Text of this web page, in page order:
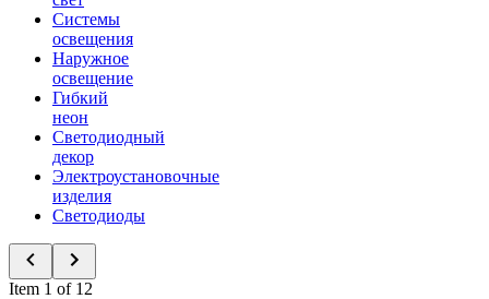
Системы
освещения
Наружное
освещение
Гибкий
неон
Светодиодный
декор
Электроустановочные
изделия
Светодиоды
Item 1 of 12